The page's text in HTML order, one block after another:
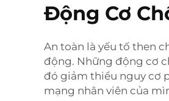
Động Cơ
An toàn là yếu tố then
động. Những động cơ
đó giảm thiểu nguy cơ
mạng nhân viên của